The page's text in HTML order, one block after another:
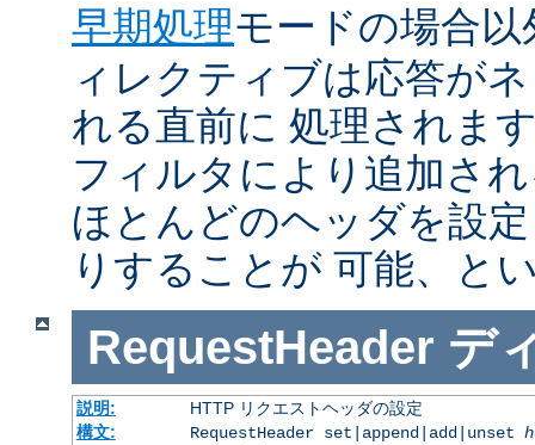
早期処理モードの場合
ィレクティブは応答が
れる直前に 処理されま
フィルタにより追加さ
ほとんどのヘッダを設
りすることが 可能、と
RequestHeader デ
説明:
HTTP リクエストヘッダの設定
構文:
RequestHeader set|append|add|unset